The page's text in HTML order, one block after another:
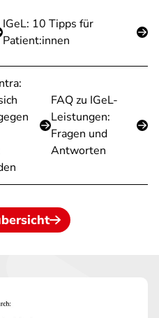
IGeL: 10 Tipps für
Patient:innen
FAQ zu IGeL-
Leistungen:
Fragen und
Antworten